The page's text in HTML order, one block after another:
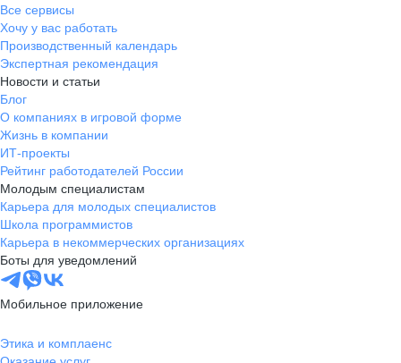
Все сервисы
Хочу у вас работать
Производственный календарь
Экспертная рекомендация
Новости и статьи
Блог
О компаниях в игровой форме
Жизнь в компании
ИТ-проекты
Рейтинг работодателей России
Молодым специалистам
Карьера для молодых специалистов
Школа программистов
Карьера в некоммерческих организациях
Боты для уведомлений
Мобильное приложение
Этика и комплаенс